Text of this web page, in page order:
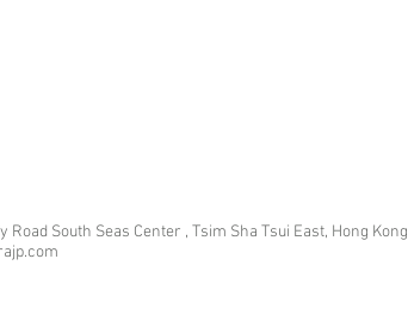
Road South Seas Center , Tsim Sha Tsui East, Hong Kong
.com